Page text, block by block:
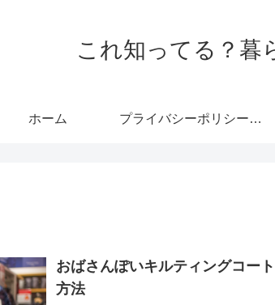
これ知ってる？暮
ホーム プライバシーポリシー・免責事項
おばさんぽいキルティングコー
方法